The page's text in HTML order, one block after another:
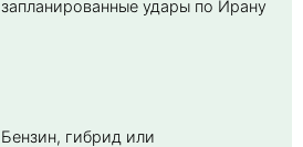
запланированные удары по Ирану
Бензин, гибрид или